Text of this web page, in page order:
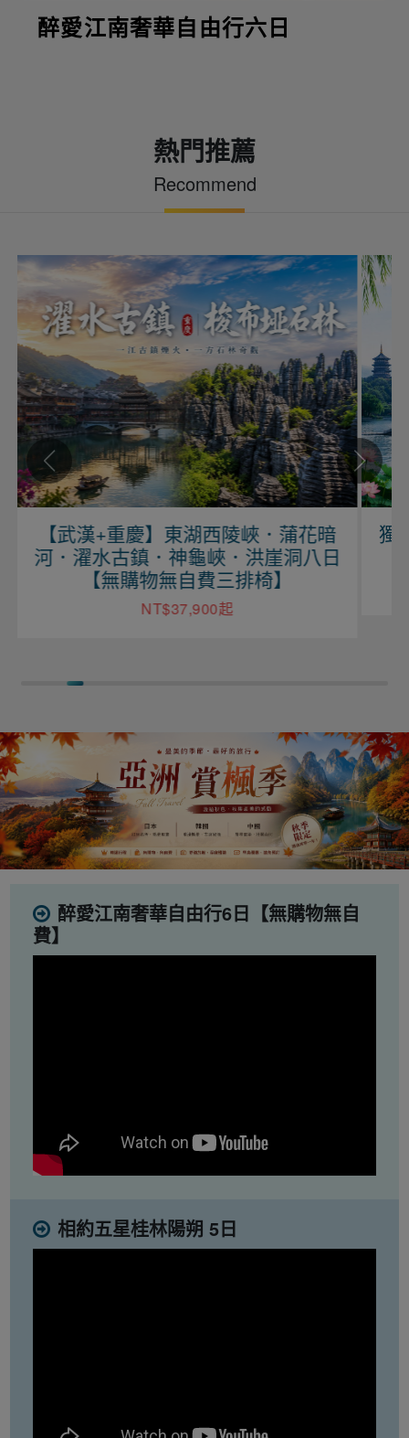
醉愛江南奢華自由行六日
熱門推薦
Recommend
漢+重慶】東湖西陵峽．蒲花暗
濯水古鎮．神龜峽．洪崖洞八日
【無購物無自費三排椅】
NT$37,900起
獨愛江南
浦江遊
醉愛江南奢華自由行6日【無購物無自
費】
相約五星桂林陽朔 5日